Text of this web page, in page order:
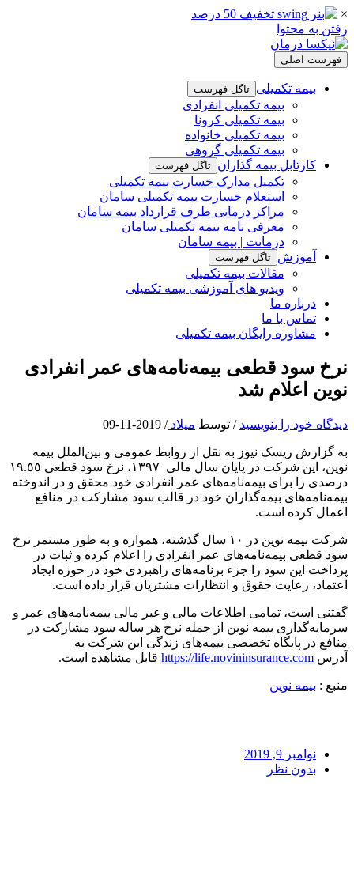
×
رفتن به محتوا
فهرست اصلی
بیمه تکمیلی تاگل فهرست
بیمه تکمیلی انفرادی
بیمه تکمیلی کرونا
بیمه تکمیلی خانواده
بیمه تکمیلی گروهی
کارتابل بیمه گذاران تاگل فهرست
تکمیل مدارک خسارت بیمه تکمیلی
استعلام خسارت بیمه تکمیلی سامان
مراکز درمانی طرف قرارداد بیمه سامان
معرفی نامه بیمه تکمیلی سامان
درمانت | بیمه سامان
آموزش تاگل فهرست
مقالات بیمه تکمیلی
ویدیو های آموزشی بیمه تکمیلی
درباره ما
تماس با ما
مشاوره رایگان بیمه تکمیلی
نرخ سود قطعی بیمه‌نامه‌های عمر انفرادی
نوین اعلام شد
دیدگاه‌ خود را بنویسید / توسط میلاد/
2019-11-09
به گزارش ریسک نیوز به نقل از روابط عمومی و بین‌الملل بیمه
نوین، این شرکت در پایان سال مالی ١٣٩٧، نرخ سود قطعی ١٩.٥٥
درصدی را برای بیمه‌نامه‌های عمر انفرادی خود محقق و در اندوخته
بیمه‌نامه‌های بیمه‌گذاران خود در قالب سود مشارکت در منافع
اعمال کرده است.
شرکت بیمه نوین در ١٠ سال گذشته، همواره و به طور مستمر نرخ
سود قطعی بیمه‌نامه‌های عمر انفرادی را اعلام کرده و ثبات در
پرداخت این سود را جزء برنامه‌های راهبردی خود در حوزه ایجاد
اعتماد، رعایت حقوق و انتظارات مشتریان قرار داده است.
گفتنی است، تمامی اطلاعات مالی و غیر مالی بیمه‌نامه‌­های عمر و
سرمایه‌گذاری بیمه نوین از جمله نرخ هر ساله سود مشارکت در
منافع در پایگاه تخصصی بیمه‌های زندگی این شرکت به
آدرس https://life.novininsurance.com قابل مشاهده است.
منبع : بیمه نوین
نوامبر 9, 2019
بدون نظر